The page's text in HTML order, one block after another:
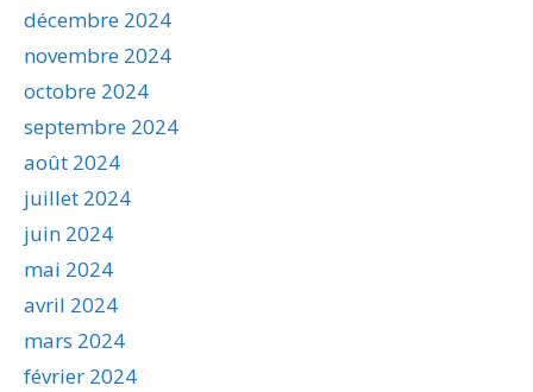
décembre 2024
novembre 2024
octobre 2024
septembre 2024
août 2024
juillet 2024
juin 2024
mai 2024
avril 2024
mars 2024
février 2024